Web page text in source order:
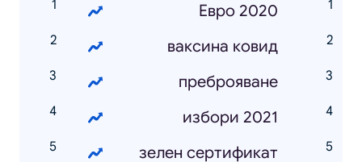
Евро 2020
ваксина ковид
преброяване
избори 2021
зелен сертификат